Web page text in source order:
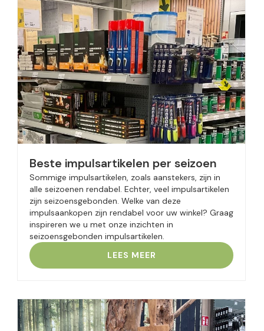
Beste impulsartikelen per seizoen
Sommige impulsartikelen, zoals aanstekers, zijn in
alle seizoenen rendabel. Echter, veel impulsartikelen
zijn seizoensgebonden. Welke van deze
impulsaankopen zijn rendabel voor uw winkel? Graag
inspireren we u met onze inzichten in
seizoensgebonden impulsartikelen.
LEES MEER